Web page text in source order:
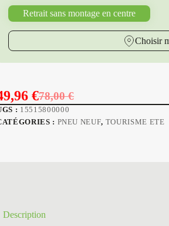
Retrait sans montage en centre
Choisir
78,00€
Le
prix
€Le
prix
: 15515800000
: PNEU NEUF, TOURISME ETE
Description